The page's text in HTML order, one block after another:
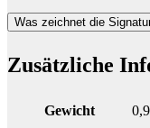
Was zeichnet die
Zusätzliche
Gewicht